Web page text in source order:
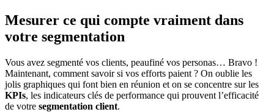
Mesurer ce qui compte vraiment dans
votre segmentation
Vous avez segmenté vos clients, peaufiné vos personas… Bravo !
Maintenant, comment savoir si vos efforts paient ? On oublie les
jolis graphiques qui font bien en réunion et on se concentre sur les
KPIs, les indicateurs clés de performance qui prouvent l’efficacité
de votre segmentation client.